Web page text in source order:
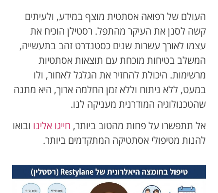
העולם של רפואה אסתטית מוצף במידע, ולעיתים
קשה לסנן את העיקר מהתפל. רסטילן הוכיח את
עצמו לאורך עשרות שנים כסטנדרט זהב בתעשייה,
המשלב בטיחות מוכחת עם תוצאות אסתטיות
מרשימות. היכולת להחזיר את הגלגל לאחור, ולו
במעט, ללא ניתוח וללא זמן החלמה ארוך, היא מתנה
שהטכנולוגיה המודרנית מעניקה לנו.
אל תתפשרו על פחות מהטוב ביותר, חייגו אלינו ובואו
להנות מטיפולי אסתטיקה המתקדמים ביותר.